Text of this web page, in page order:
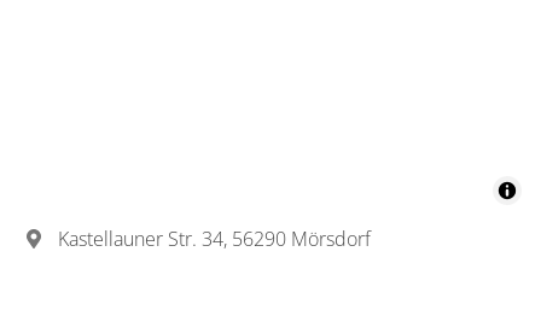
Kastellauner Str. 34, 56290 Mörsdorf